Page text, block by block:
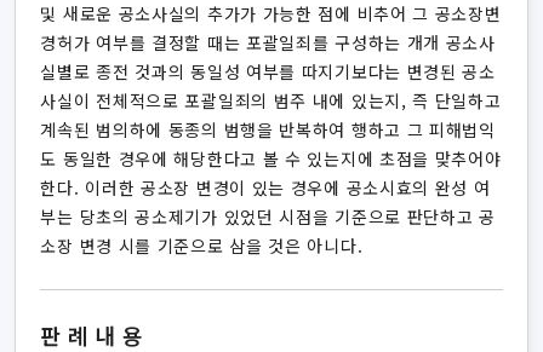
및 새로운 공소사실의 추가가 가능한 점에 비추어 그 공소장변
경허가 여부를 결정할 때는 포괄일죄를 구성하는 개개 공소사
실별로 종전 것과의 동일성 여부를 따지기보다는 변경된 공소
사실이 전체적으로 포괄일죄의 범주 내에 있는지, 즉 단일하고
계속된 범의하에 동종의 범행을 반복하여 행하고 그 피해법익
도 동일한 경우에 해당한다고 볼 수 있는지에 초점을 맞추어야
한다. 이러한 공소장 변경이 있는 경우에 공소시효의 완성 여
부는 당초의 공소제기가 있었던 시점을 기준으로 판단하고 공
소장 변경 시를 기준으로 삼을 것은 아니다.
판례내용